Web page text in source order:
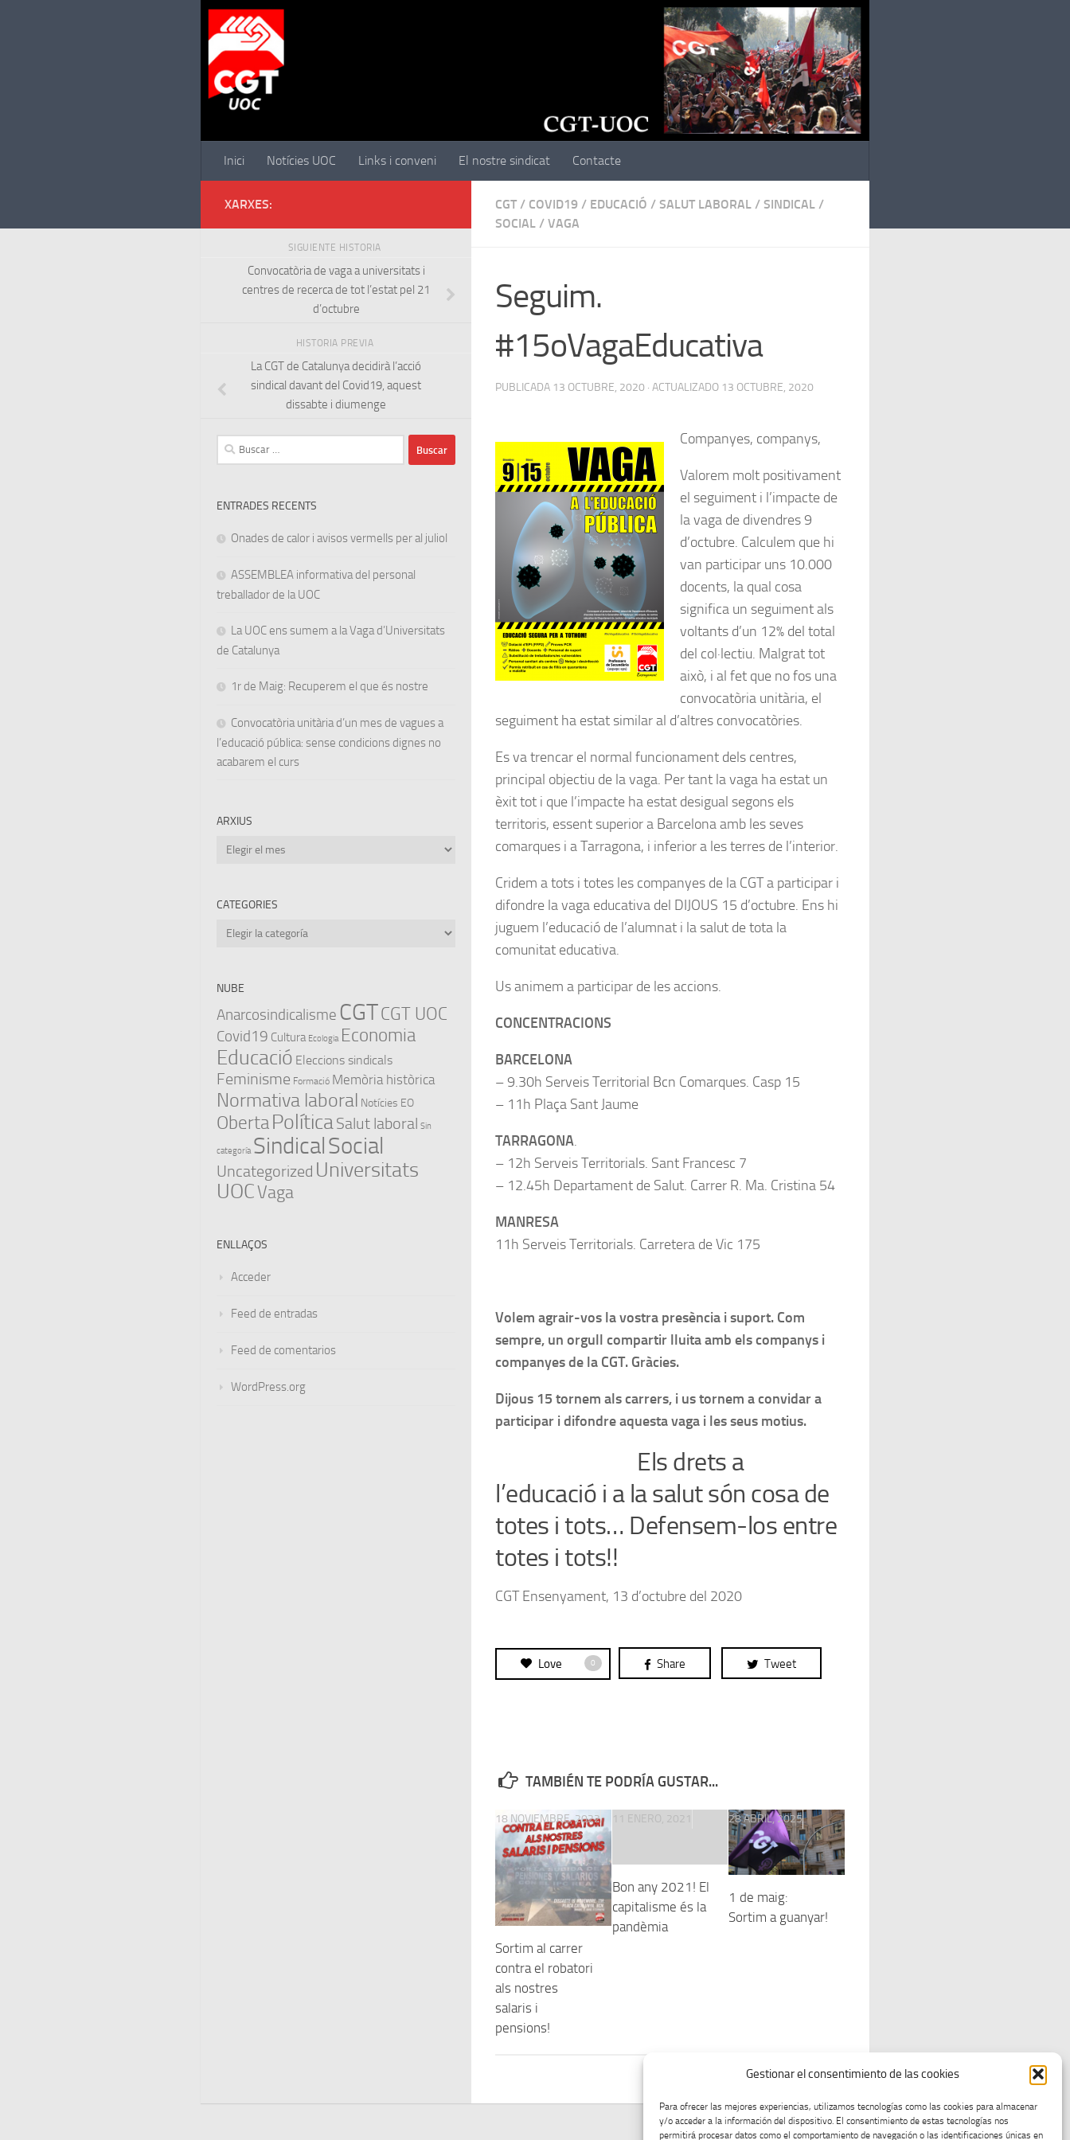
Gestionar el consentimiento de las cookies
Para ofrecer las mejores experiencias, utilizamos tecnologías como las cookies para almacenar
y/o acceder a la información del dispositivo. El consentimiento de estas tecnologías nos
permitirá procesar datos como el comportamiento de navegación o las identificaciones únicas en
Inici Notícies UOC Links i conveni El nostre sindicat Contacte
CGT / COVID19 / EDUCACIÓ / SALUT LABORAL / SINDICAL /
SOCIAL / VAGA
Seguim.
#15oVagaEducativa
PUBLICADA 13 OCTUBRE, 2020 · ACTUALIZADO 13 OCTUBRE, 2020
Companyes, companys,
Valorem molt positivament
el seguiment i l’impacte de
la vaga de divendres 9
d’octubre. Calculem que hi
van participar uns 10.000
docents, la qual cosa
significa un seguiment als
voltants d’un 12% del total
del col·lectiu. Malgrat tot
això, i al fet que no fos una
convocatòria unitària, el
seguiment ha estat similar al d’altres convocatòries.
Es va trencar el normal funcionament dels centres,
principal objectiu de la vaga. Per tant la vaga ha estat un
èxit tot i que l’impacte ha estat desigual segons els
territoris, essent superior a Barcelona amb les seves
comarques i a Tarragona, i inferior a les terres de l’interior.
Cridem a tots i totes les companyes de la CGT a participar i
difondre la vaga educativa del DIJOUS 15 d’octubre. Ens hi
juguem l’educació de l’alumnat i la salut de tota la
comunitat educativa.
Us animem a participar de les accions.
CONCENTRACIONS
BARCELONA
– 9.30h Serveis Territorial Bcn Comarques. Casp 15
– 11h Plaça Sant Jaume
TARRAGONA.
– 12h Serveis Territorials. Sant Francesc 7
– 12.45h Departament de Salut. Carrer R. Ma. Cristina 54
MANRESA
11h Serveis Territorials. Carretera de Vic 175
Volem agrair-vos la vostra presència i suport. Com
sempre, un orgull compartir lluita amb els companys i
companyes de la CGT. Gràcies.
Dijous 15 tornem als carrers, i us tornem a convidar a
participar i difondre aquesta vaga i les seus motius.
Els drets a
l’educació i a la salut són cosa de
totes i tots… Defensem-los entre
totes i tots!!
CGT Ensenyament, 13 d’octubre del 2020
Love 0 Share Tweet
TAMBIÉN TE PODRÍA GUSTAR...
Sortim al carrer
contra el robatori
als nostres
salaris i
pensions!
18 NOVIEMBRE, 2022
Bon any 2021! El
capitalisme és la
pandèmia
11 ENERO, 2021
1 de maig:
Sortim a guanyar!
28 ABRIL, 2025
XARXES:
SIGUIENTE HISTORIA
Convocatòria de vaga a universitats i
centres de recerca de tot l’estat pel 21
d’octubre
HISTORIA PREVIA
La CGT de Catalunya decidirà l’acció
sindical davant del Covid19, aquest
dissabte i diumenge
Buscar:
ENTRADES RECENTS
Onades de calor i avisos vermells per al juliol
ASSEMBLEA informativa del personal
treballador de la UOC
La UOC ens sumem a la Vaga d’Universitats
de Catalunya
1r de Maig: Recuperem el que és nostre
Convocatòria unitària d’un mes de vagues a
l’educació pública: sense condicions dignes no
acabarem el curs
ARXIUS
Arxius
CATEGORIES
Categories
NUBE
Anarcosindicalisme CGTCGT UOC
Covid19 Cultura Ecologia Economia
Educació Eleccions sindicals
Feminisme Formació Memòria històrica
Normativa laboral Notícies EO
ObertaPolíticaSalut laboral Sin
categoría SindicalSocial
Uncategorized Universitats
UOCVaga
ENLLAÇOS
Acceder
Feed de entradas
Feed de comentarios
WordPress.org